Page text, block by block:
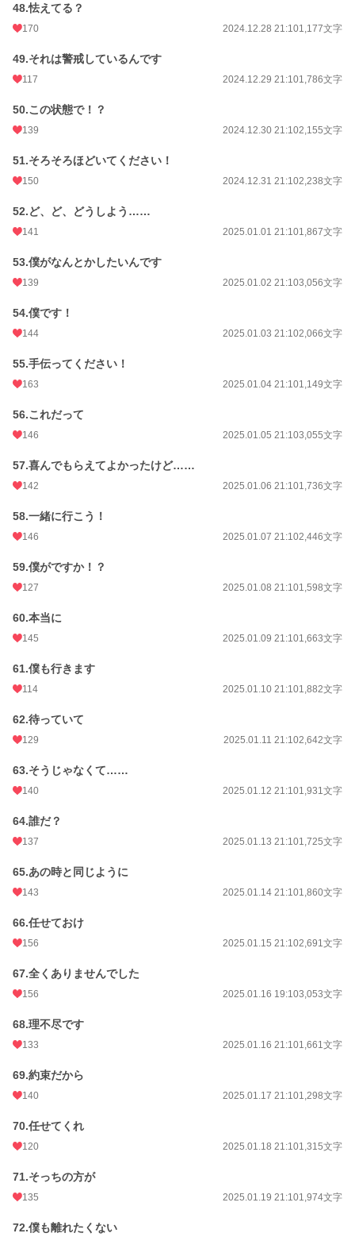
48.怯えてる？
170 2024.12.28 21:101,177文字
49.それは警戒しているんです
117 2024.12.29 21:101,786文字
50.この状態で！？
139 2024.12.30 21:102,155文字
51.そろそろほどいてください！
150 2024.12.31 21:102,238文字
52.ど、ど、どうしよう……
141 2025.01.01 21:101,867文字
53.僕がなんとかしたいんです
139 2025.01.02 21:103,056文字
54.僕です！
144 2025.01.03 21:102,066文字
55.手伝ってください！
163 2025.01.04 21:101,149文字
56.これだって
146 2025.01.05 21:103,055文字
57.喜んでもらえてよかったけど……
142 2025.01.06 21:101,736文字
58.一緒に行こう！
146 2025.01.07 21:102,446文字
59.僕がですか！？
127 2025.01.08 21:101,598文字
60.本当に
145 2025.01.09 21:101,663文字
61.僕も行きます
114 2025.01.10 21:101,882文字
62.待っていて
129 2025.01.11 21:102,642文字
63.そうじゃなくて……
140 2025.01.12 21:101,931文字
64.誰だ？
137 2025.01.13 21:101,725文字
65.あの時と同じように
143 2025.01.14 21:101,860文字
66.任せておけ
156 2025.01.15 21:102,691文字
67.全くありませんでした
156 2025.01.16 19:103,053文字
68.理不尽です
133 2025.01.16 21:101,661文字
69.約束だから
140 2025.01.17 21:101,298文字
70.任せてくれ
120 2025.01.18 21:101,315文字
71.そっちの方が
135 2025.01.19 21:101,974文字
72.僕も離れたくない